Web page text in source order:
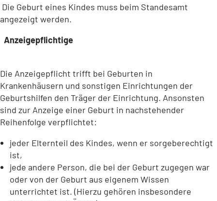
Die Geburt eines Kindes muss beim Standesamt
angezeigt werden.
Anzeigepflichtige
Die Anzeigepflicht trifft bei Geburten in
Krankenhäusern und sonstigen Einrichtungen der
Geburtshilfen den Träger der Einrichtung. Ansonsten
sind zur Anzeige einer Geburt in nachstehender
Reihenfolge verpflichtet:
jeder Elternteil des Kindes, wenn er sorgeberechtigt
ist,
jede andere Person, die bei der Geburt zugegen war
oder von der Geburt aus eigenem Wissen
unterrichtet ist. (Hierzu gehören insbesondere